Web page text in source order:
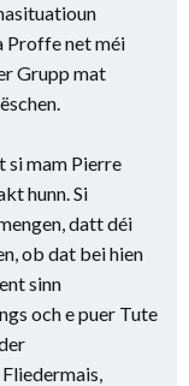
Proffe net méi
Grupp mat
si mam Pierre
hunn. Si
datt déi
ob dat bei hien
sinn
och e puer Tute